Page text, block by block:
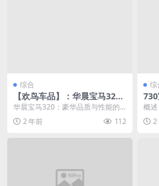
综合
【欢鸟车品】：华晨宝马320
(华晨宝马320li多少钱落地价
多少)
华晨宝马320：豪华品质与性能的
完美结合 外观设计 华晨宝马320采
用了流线型设...
2 年前 112
综
概
华
的工
2